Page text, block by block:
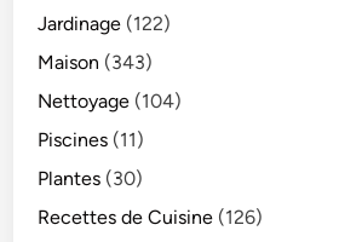
Jardinage (122)
Maison (343)
Nettoyage (104)
Piscines (11)
Plantes (30)
Recettes de Cuisine (126)